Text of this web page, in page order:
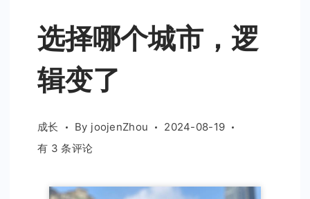
选择哪个城市，逻
辑变了
成长 By joojenZhou
2024-08-19
选
有 3 条评论